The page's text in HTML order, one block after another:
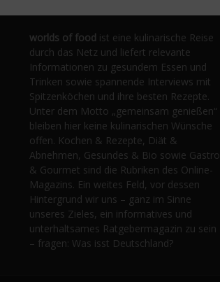
worlds of food ist eine kulinarische Reise
durch das Netz und liefert relevante
Informationen zu gesundem Essen und
Trinken sowie spannende Interviews mit
Spitzenköchen und ihre besten Rezepte.
Unter dem Motto „gemeinsam genießen“
bleiben hier keine kulinarischen Wünsche
offen. Kochen & Rezepte, Diät &
Abnehmen, Gesundes & Bio sowie Gastro
& Gourmet sind die Rubriken des Online-
Magazins. Ein weites Feld, vor dessen
Hintergrund wir uns – ganz im Sinne
unseres Zieles, ein informatives und
unterhaltsames Ratgebermagazin zu sein
– fragen: Was isst Deutschland?